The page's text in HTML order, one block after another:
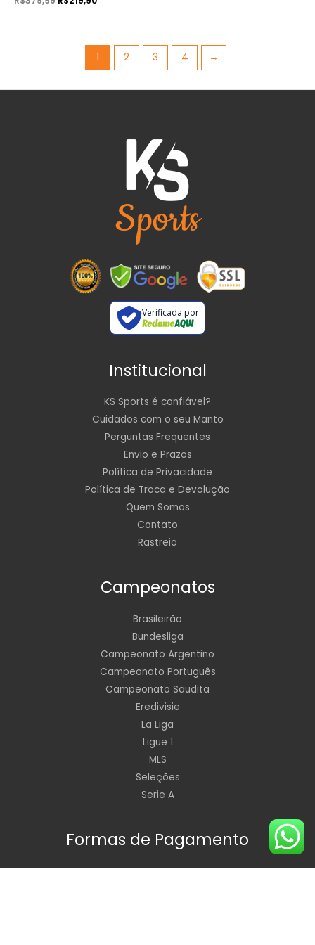
1 2 3 4 →
Verificada por
Institucional
KS Sports é confiável?
Cuidados com o seu Manto
Perguntas Frequentes
Envio e Prazos
Política de Privacidade
Política de Troca e Devolução
Quem Somos
Contato
Rastreio
Campeonatos
Brasileirão
Bundesliga
Campeonato Argentino
Campeonato Português
Campeonato Saudita
Eredivisie
La Liga
Ligue 1
MLS
Seleções
Serie A
Formas de Pagamento